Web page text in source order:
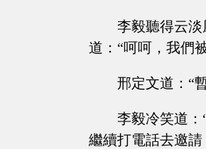
李毅聽得云
道：“呵呵，我們
邢定文道：“
李毅冷笑道
繼續打電話去邀